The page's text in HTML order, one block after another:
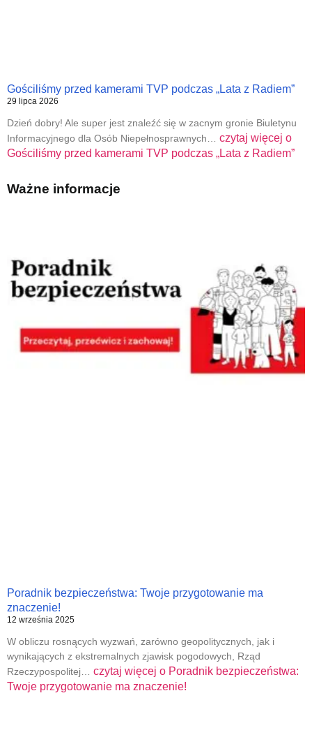
Gościliśmy przed kamerami TVP podczas „Lata z Radiem”
29 lipca 2026
Dzień dobry! Ale super jest znaleźć się w zacnym gronie Biuletynu
Informacyjnego dla Osób Niepełnosprawnych… czytaj więcej o
Gościliśmy przed kamerami TVP podczas „Lata z Radiem”
Ważne informacje
Poradnik bezpieczeństwa: Twoje przygotowanie ma
znaczenie!
12 września 2025
W obliczu rosnących wyzwań, zarówno geopolitycznych, jak i
wynikających z ekstremalnych zjawisk pogodowych, Rząd
Rzeczypospolitej… czytaj więcej o Poradnik bezpieczeństwa:
Twoje przygotowanie ma znaczenie!